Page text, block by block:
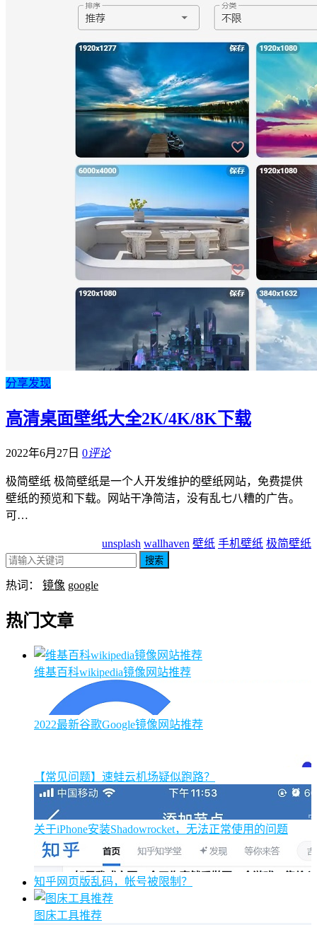
分享发现
高清桌面壁纸大全2K/4K/8K下载
2022年6月27日 0评论
极简壁纸 极简壁纸是一个人开发维护的壁纸网站，免费提供
壁纸的预览和下载。网站干净简洁，没有乱七八糟的广告。
可…
unsplash wallhaven 壁纸 手机壁纸 极简壁纸
搜索
热词： 镜像 google
热门文章
维基百科wikipedia镜像网站推荐
2022最新谷歌Google镜像网站推荐
【常见问题】速蛙云机场疑似跑路？
关于iPhone安装Shadowrocket，无法正常使用的问题
知乎网页版乱码，帐号被限制？
图床工具推荐